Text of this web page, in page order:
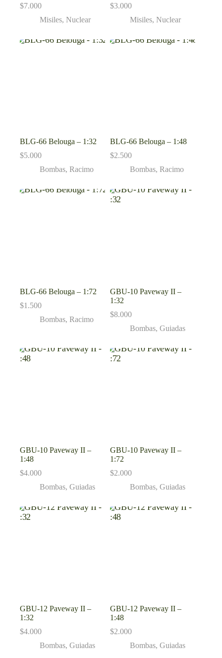
$7.000
Misiles, Nuclear
$3.000
Misiles,Nuclear
BLG-66 Belouga – 1:32
$5.000
Bombas, Racimo
BLG-66 Belouga – 1:48
$2.500
Bombas,Racimo
BLG-66 Belouga – 1:72
$1.500
Bombas, Racimo
GBU-10 Paveway II –
1:32
$8.000
Bombas,Guiadas
GBU-10 Paveway II –
1:48
$4.000
Bombas, Guiadas
GBU-10 Paveway II –
1:72
$2.000
Bombas,Guiadas
GBU-12 Paveway II –
1:32
$4.000
Bombas, Guiadas
GBU-12 Paveway II –
1:48
$2.000
Bombas,Guiadas